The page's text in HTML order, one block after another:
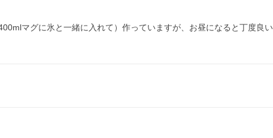
マグに氷と一緒に入れて）作っていますが、お昼になると丁度良